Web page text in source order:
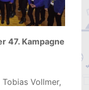
47. Kampagne
Vollmer,